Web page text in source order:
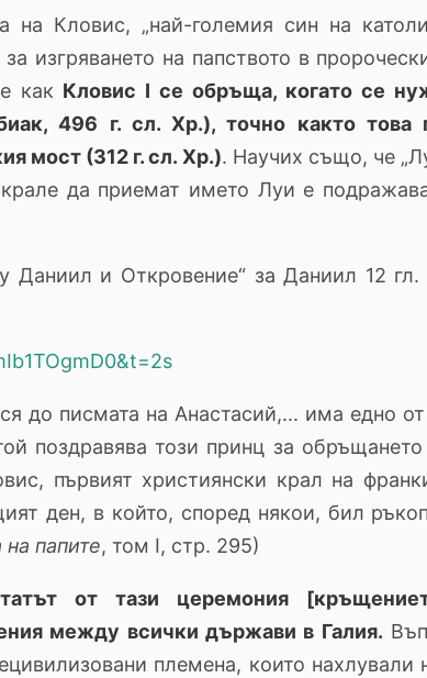
Кловис, „най-големия син на
изгряването на папството в
как Кловис I се обръща, когато се
496 г. сл. Хр.), точно както това
мост (312 г. сл. Хр.). Научих също, че
да приемат името Луи е
Даниил и Откровение“ за Даниил 12 гл.
до писмата на Анастасий,... има едно от
поздравява този принц за
първият християнски крал на
ден, в който, според някои, бил
папите, том I, стр. 295)
от тази церемония
между всички държави в Галия.
племена, които нахлували